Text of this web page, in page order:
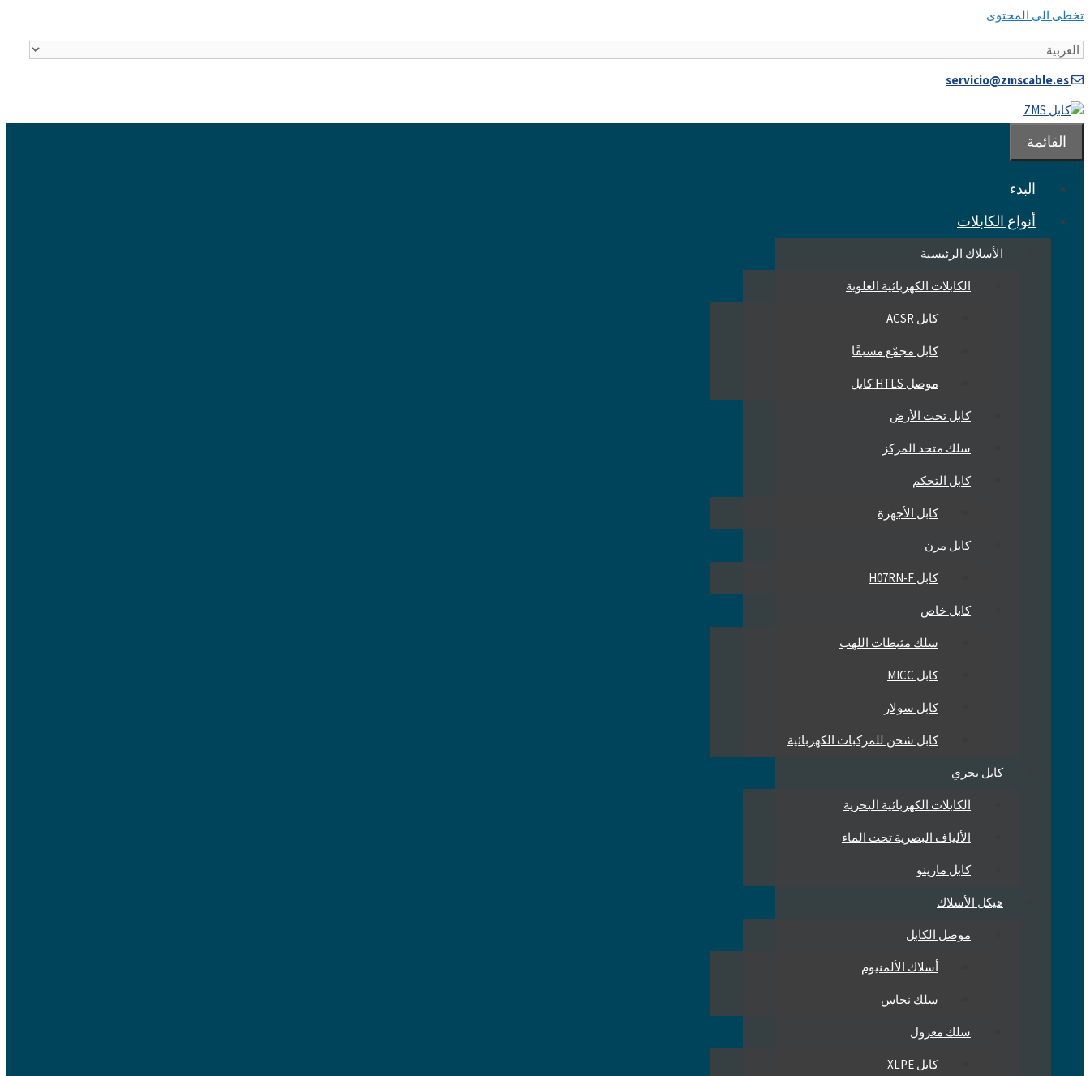
تخطى الى المحتوى
servicio@zmscable.es
القائمة
البدء
أنواع الكابلات
الأسلاك الرئيسية
الكابلات الكهربائية العلوية
كابل ACSR
كابل مجمّع مسبقًا
موصل HTLS كابل
كابل تحت الأرض
سلك متحد المركز
كابل التحكم
كابل الأجهزة
كابل مرن
كابل H07RN-F
كابل خاص
سلك مثبطات اللهب
كابل MICC
كابل سولار
كابل شحن للمركبات الكهربائية
كابل بحري
الكابلات الكهربائية البحرية
الألياف البصرية تحت الماء
كابل مارينو
هيكل الأسلاك
موصل الكابل
أسلاك الألمنيوم
سلك نحاس
سلك معزول
كابل XLPE